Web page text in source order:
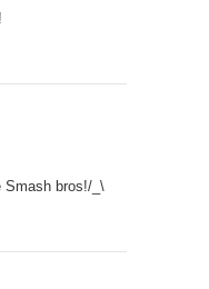
Smash bros!/_\